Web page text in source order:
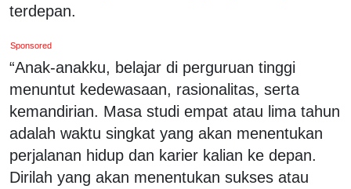
terdepan.
Sponsored
“Anak-anakku, belajar di perguruan tinggi
menuntut kedewasaan, rasionalitas, serta
kemandirian. Masa studi empat atau lima tahun
adalah waktu singkat yang akan menentukan
perjalanan hidup dan karier kalian ke depan.
Dirilah yang akan menentukan sukses atau